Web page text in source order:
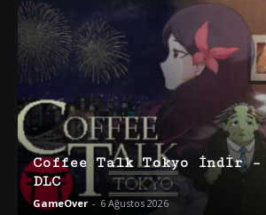
Coffee Talk Tokyo İndir –
DLC
GameOver - 6 Ağustos 2026